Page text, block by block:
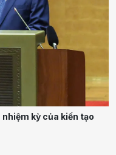
kỳ của kiến tạo